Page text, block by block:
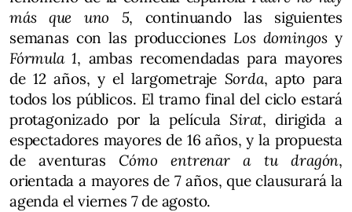
más que uno 5, continuando las siguientes
semanas con las producciones Los domingos y
Fórmula 1, ambas recomendadas para mayores
de 12 años, y el largometraje Sorda, apto para
todos los públicos. El tramo final del ciclo estará
protagonizado por la películaSirat, dirigida a
espectadores mayores de 16 años, y la propuesta
de aventuras Cómo entrenar a tu dragón,
orientada a mayores de 7 años, que clausurará la
agenda el viernes 7 de agosto.